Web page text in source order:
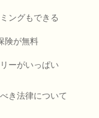
ングもできる
険が無料
ーがいっぱい
き法律について